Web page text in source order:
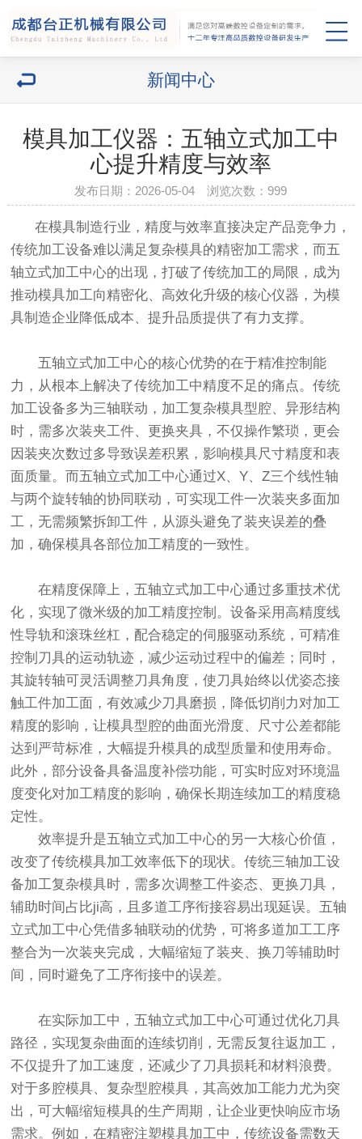
新闻中心
模具加工仪器：五轴立式加工中
心提升精度与效率
发布日期：2026-05-04 浏览次数： 999
在模具制造行业，精度与效率直接决定产品竞争力，
传统加工设备难以满足复杂模具的精密加工需求，而五
轴立式加工中心的出现，打破了传统加工的局限，成为
推动模具加工向精密化、高效化升级的核心仪器，为模
具制造企业降低成本、提升品质提供了有力支撑。
五轴立式加工中心的核心优势的在于精准控制能
力，从根本上解决了传统加工中精度不足的痛点。传统
加工设备多为三轴联动，加工复杂模具型腔、异形结构
时，需多次装夹工件、更换夹具，不仅操作繁琐，更会
因装夹次数过多导致误差积累，影响模具尺寸精度和表
面质量。而五轴立式加工中心通过X、Y、Z三个线性轴
与两个旋转轴的协同联动，可实现工件一次装夹多面加
工，无需频繁拆卸工件，从源头避免了装夹误差的叠
加，确保模具各部位加工精度的一致性。
在精度保障上，五轴立式加工中心通过多重技术优
化，实现了微米级的加工精度控制。设备采用高精度线
性导轨和滚珠丝杠，配合稳定的伺服驱动系统，可精准
控制刀具的运动轨迹，减少运动过程中的偏差；同时，
其旋转轴可灵活调整刀具角度，使刀具始终以优姿态接
触工件加工面，有效减少刀具磨损，降低切削力对加工
精度的影响，让模具型腔的曲面光滑度、尺寸公差都能
达到严苛标准，大幅提升模具的成型质量和使用寿命。
此外，部分设备具备温度补偿功能，可实时应对环境温
度变化对加工精度的影响，确保长期连续加工的精度稳
定性。
效率提升是五轴立式加工中心的另一大核心价值，
改变了传统模具加工效率低下的现状。传统三轴加工设
备加工复杂模具时，需多次调整工件姿态、更换刀具，
辅助时间占比ji高，且多道工序衔接容易出现延误。五轴
立式加工中心凭借多轴联动的优势，可将多道加工工序
整合为一次装夹完成，大幅缩短了装夹、换刀等辅助时
间，同时避免了工序衔接中的误差。
在实际加工中，五轴立式加工中心可通过优化刀具
路径，实现复杂曲面的连续切削，无需反复往返加工，
不仅提升了加工速度，还减少了刀具损耗和材料浪费。
对于多腔模具、复杂型腔模具，其高效加工能力尤为突
出，可大幅缩短模具的生产周期，让企业更快响应市场
需求。例如，在精密注塑模具加工中，传统设备需数天